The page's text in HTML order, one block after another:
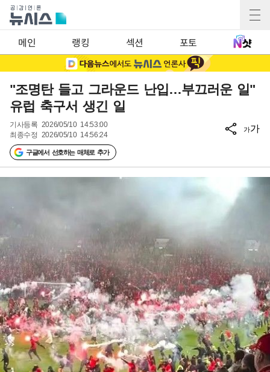
메인 랭킹 섹션 포토
"조명탄 들고 그라운드 난입…부끄러운 일"
유럽 축구서 생긴 일
기사등록 2026/05/10 14:53:00
최종수정 2026/05/10 14:56:24
구글에서 선호하는 매체로 추가
가가